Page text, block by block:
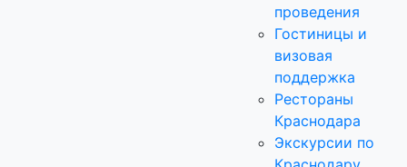
проведения
Гостиницы и
визовая
поддержка
Рестораны
Краснодара
Экскурсии по